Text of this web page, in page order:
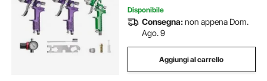
Disponibile
Consegna:non appena Dom.
Ago. 9
Aggiungi al carrello